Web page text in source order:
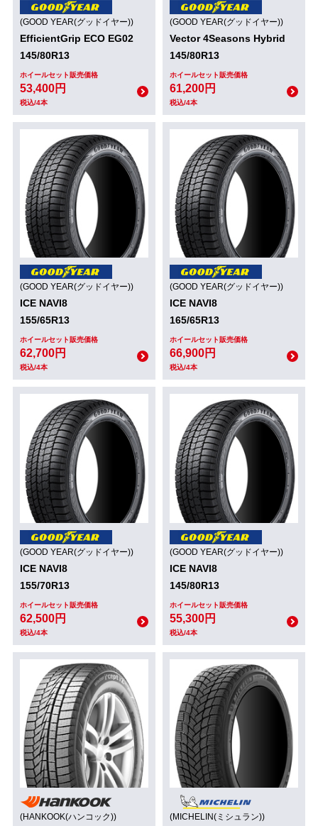
(GOOD YEAR(グッドイヤー))
EfficientGrip ECO EG02
145/80R13
ホイールセット販売価格
53,400円
税込/4本
(GOOD YEAR(グッドイヤー))
Vector 4Seasons Hybrid
145/80R13
ホイールセット販売価格
61,200円
税込/4本
(GOOD YEAR(グッドイヤー))
ICE NAVI8
155/65R13
ホイールセット販売価格
62,700円
税込/4本
(GOOD YEAR(グッドイヤー))
ICE NAVI8
165/65R13
ホイールセット販売価格
66,900円
税込/4本
(GOOD YEAR(グッドイヤー))
ICE NAVI8
155/70R13
ホイールセット販売価格
62,500円
税込/4本
(GOOD YEAR(グッドイヤー))
ICE NAVI8
145/80R13
ホイールセット販売価格
55,300円
税込/4本
(HANKOOK(ハンコック)) (MICHELIN(ミシュラン))